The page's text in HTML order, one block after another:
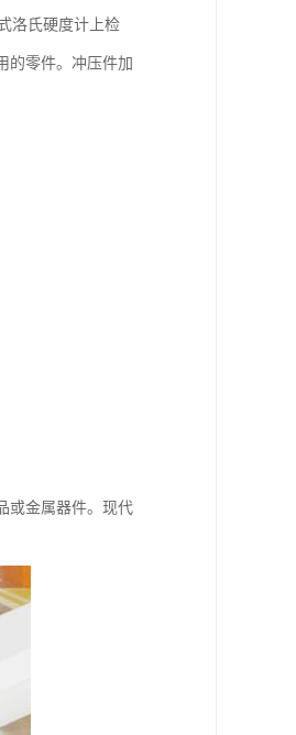
洛氏硬度计上检
的零件。冲压件加
或金属器件。现代